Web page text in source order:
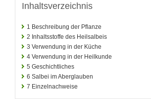
Inhaltsverzeichnis
1 Beschreibung der Pflanze
2 Inhaltsstoffe des Heilsalbeis
3 Verwendung in der Küche
4 Verwendung in der Heilkunde
5 Geschichtliches
6 Salbei im Aberglauben
7 Einzelnachweise